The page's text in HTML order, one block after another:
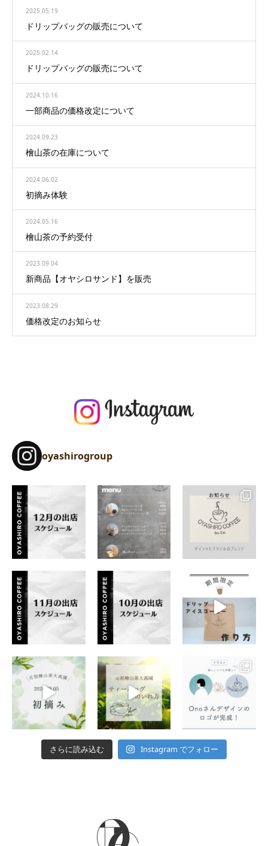
2025.05.19
ドリップバッグの販売について
2025.02.14
ドリップバッグの販売について
2024.10.16
一部商品の価格改定について
2024.09.23
檜山茶の在庫について
2024.06.02
初摘み体験
2024.05.16
檜山茶の予約受付
2023.09.04
新商品【オヤシロサンド】を販売
2023.08.29
価格改定のお知らせ
oyashirogroup
さらに読み込む Instagram でフォロー